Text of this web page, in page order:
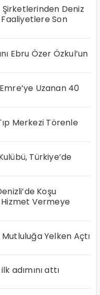
Şirketlerinden Deniz
Son
Ebru Özer Özkul’un
Uzanan 40
Merkezi Törenle
Türkiye’de
Koşu
Hizmet Vermeye
Yelken Açtı
adımını attı